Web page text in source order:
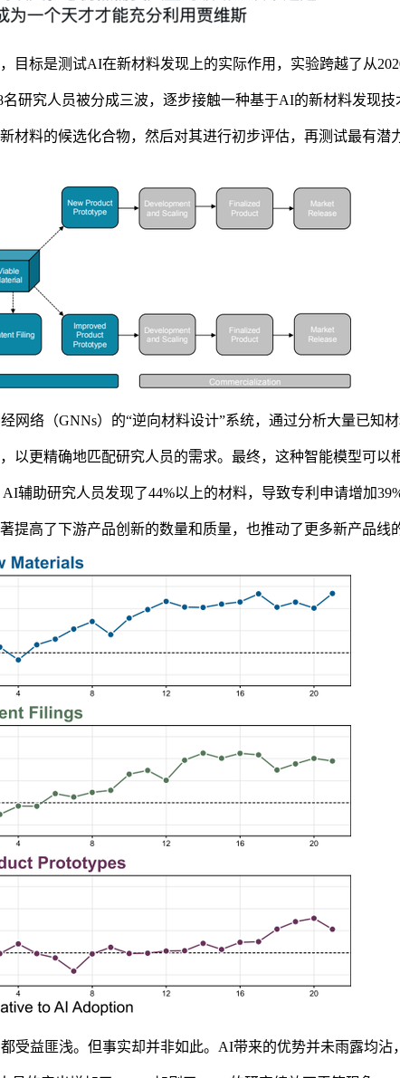
标是测试AI在新材料发现上的实际作用，实验跨越了从2020
究人员被分成三波，逐步接触一种基于AI的新材料发现技
料的候选化合物，然后对其进行初步评估，再测试最有潜
（GNNs）的“逆向材料设计”系统，通过分析大量已知材
更精确地匹配研究人员的需求。最终，这种智能模型可以
助研究人员发现了44%以上的材料，导致专利申请增加39%
高了下游产品创新的数量和质量，也推动了更多新产品线
益匪浅。但事实却并非如此。AI带来的优势并未雨露均沾